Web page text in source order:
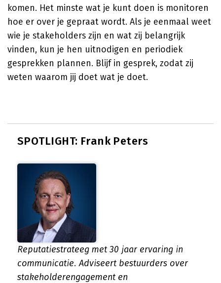
komen. Het minste wat je kunt doen is monitoren
hoe er over je gepraat wordt. Als je eenmaal weet
wie je stakeholders zijn en wat zij belangrijk
vinden, kun je hen uitnodigen en periodiek
gesprekken plannen. Blijf in gesprek, zodat zij
weten waarom jij doet wat je doet.
SPOTLIGHT: Frank Peters
Reputatiestrateeg met 30 jaar ervaring in
communicatie. Adviseert bestuurders over
stakeholderengagement en